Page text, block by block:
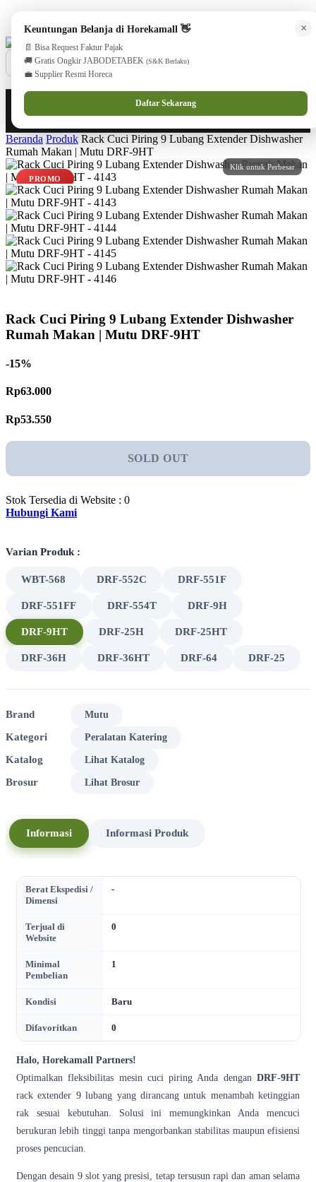
08551688000 (Customer Care)
×
Keuntungan Belanja di Horekamall 👋
📄 Bisa Request Faktur Pajak
🚚 Gratis Ongkir JABODETABEK (S&K Berlaku)
💼 Supplier Resmi Horeca
Daftar Sekarang
Beranda Produk Rack Cuci Piring 9 Lubang Extender Dishwasher
Rumah Makan | Mutu DRF-9HT
PROMO
Rack Cuci Piring 9 Lubang Extender Dishwasher
Rumah Makan | Mutu DRF-9HT
-15%
Rp63.000
Rp53.550
SOLD OUT
Stok Tersedia di Website : 0
Hubungi Kami
Varian Produk :
WBT-568 DRF-552C DRF-551F
DRF-551FF DRF-554T DRF-9H
DRF-9HT DRF-25H DRF-25HT
DRF-36H DRF-36HT DRF-64 DRF-25
Brand Mutu
Kategori Peralatan Katering
Katalog Lihat Katalog
Brosur Lihat Brosur
Informasi Informasi Produk
Berat Ekspedisi /
Dimensi
-
Terjual di
Website
0
Minimal
Pembelian
1
Kondisi Baru
Difavoritkan 0
Halo, Horekamall Partners!
Optimalkan fleksibilitas mesin cuci piring Anda dengan DRF-9HT
rack extender 9 lubang yang dirancang untuk menambah ketinggian
rak sesuai kebutuhan. Solusi ini memungkinkan Anda mencuci
berukuran lebih tinggi tanpa mengorbankan stabilitas maupun efisiensi
proses pencucian.
Dengan desain 9 slot yang presisi, tetap tersusun rapi dan aman selama